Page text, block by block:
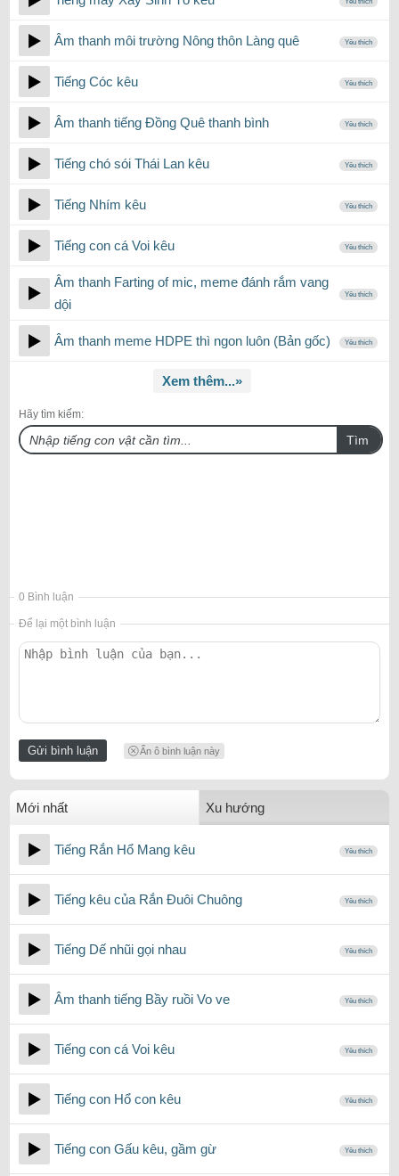
Âm thanh môi trường Nông thôn Làng quê Yêu thích
Tiếng Cóc kêu Yêu thích
Âm thanh tiếng Đồng Quê thanh bình Yêu thích
Tiếng chó sói Thái Lan kêu Yêu thích
Tiếng Nhím kêu Yêu thích
Tiếng con cá Voi kêu Yêu thích
Âm thanh Farting of mic, meme đánh rắm vang
dội
Yêu thích
Âm thanh meme HDPE thì ngon luôn (Bản gốc) Yêu thích
Xem thêm...»
Hãy tìm kiếm:
Tìm
0 Bình luận
Để lại một bình luận
Ẩn ô bình luận này
Mới nhất Xu hướng
Tiếng Rắn Hổ Mang kêu Yêu thích
Tiếng kêu của Rắn Đuôi Chuông Yêu thích
Tiếng Dế nhũi gọi nhau Yêu thích
Âm thanh tiếng Bầy ruồi Vo ve Yêu thích
Tiếng con cá Voi kêu Yêu thích
Tiếng con Hổ con kêu Yêu thích
Tiếng con Gấu kêu, gầm gừ Yêu thích